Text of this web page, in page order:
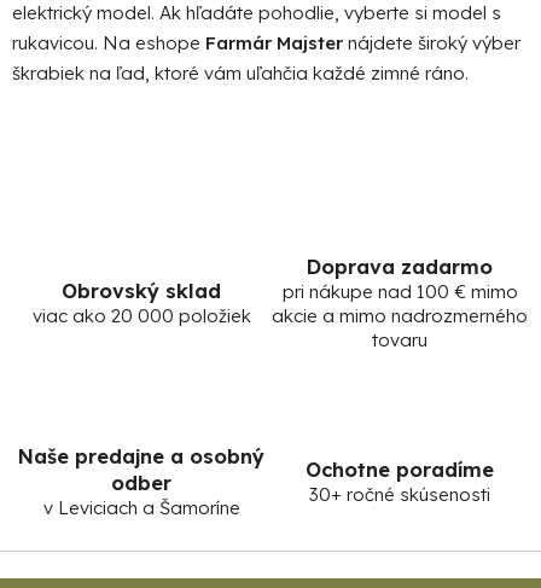
elektrický model. Ak hľadáte pohodlie, vyberte si model s
rukavicou. Na eshope Farmár Majster nájdete široký výber
škrabiek na ľad, ktoré vám uľahčia každé zimné ráno.
Obrovský sklad
viac ako 20 000 položiek
Doprava zadarmo
pri nákupe nad 100 € mimo
akcie a mimo nadrozmerného
tovaru
Naše predajne a osobný
odber
v Leviciach a Šamoríne
Ochotne poradíme
30+ ročné skúsenosti
Z